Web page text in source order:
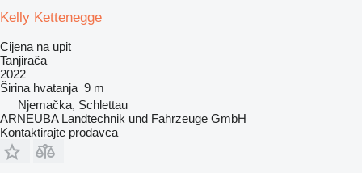
Kelly Kettenegge
Cijena na upit
Tanjirača
2022
Širina hvatanja 9 m
Njemačka, Schlettau
ARNEUBA Landtechnik und Fahrzeuge GmbH
Kontaktirajte prodavca